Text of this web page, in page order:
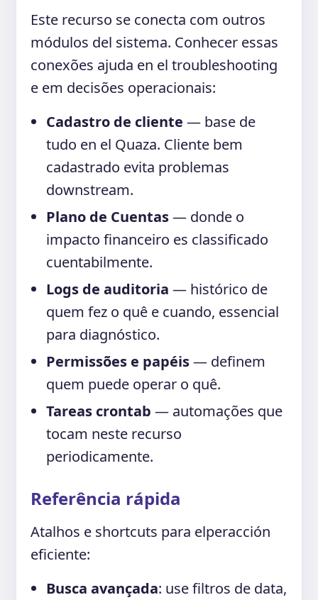
Este recurso se conecta com outros
módulos del sistema. Conhecer essas
conexões ajuda en el troubleshooting
e em decisões operacionais:
Cadastro de cliente — base de
tudo en el Quaza. Cliente bem
cadastrado evita problemas
downstream.
Plano de Cuentas— donde o
impacto financeiro es classificado
cuentabilmente.
Logs de auditoria — histórico de
quem fez o quê e cuando, essencial
para diagnóstico.
Permissões e papéis— definem
quem puede operar o quê.
Tareas crontab — automações que
tocam neste recurso
periodicamente.
Referência rápida
Atalhos e shortcuts para elperacción
eficiente:
Busca avançada: use filtros de data,